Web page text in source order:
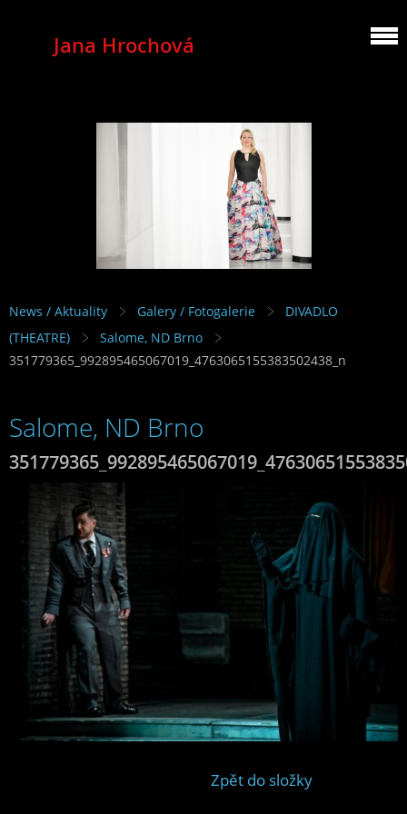
Jana Hrochová
MEZZOSOPRANO
News / Aktuality Galery / Fotogalerie
DIVADLO
(THEATRE)
Salome, ND Brno
351779365_992895465067019_4763065155383502438_n
Salome, ND Brno
Zpět do složky